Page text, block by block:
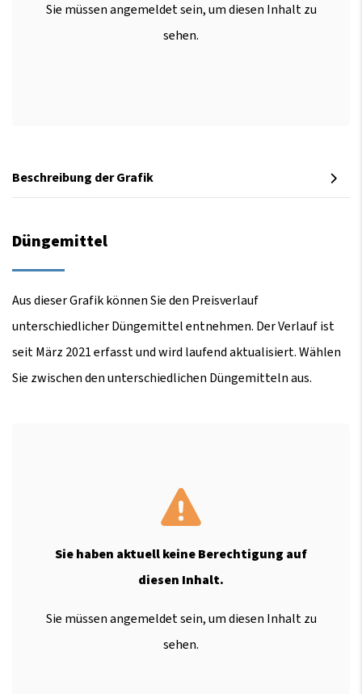
Sie müssen angemeldet sein, um diesen Inhalt zu
sehen.
Beschreibung der Grafik
Düngemittel
Aus dieser Grafik können Sie den Preisverlauf
unterschiedlicher Düngemittel entnehmen. Der Verlauf ist
seit März 2021 erfasst und wird laufend aktualisiert. Wählen
Sie zwischen den unterschiedlichen Düngemitteln aus.
Sie haben aktuell keine Berechtigung auf
diesen Inhalt.
Sie müssen angemeldet sein, um diesen Inhalt zu
sehen.